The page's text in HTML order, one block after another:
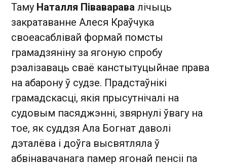
Таму Наталля Піваварава лічыць
закратаванне Алеся Краўчука
своеасаблівай формай помсты
грамадзяніну за ягоную спробу
рэалізаваць сваё канстытуцыйнае права
на абарону ў судзе. Прадстаўнікі
грамадскасці, якія прысутнічалі на
судовым пасяджэнні, звярнулі ўвагу на
тое, як суддзя Ала Богнат даволі
дэталёва і доўга высвятляла ў
абвінавачанага памер ягонай пенсіі па